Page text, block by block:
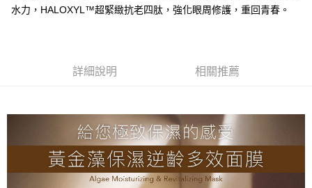
全家取貨付款
每筆NT$80，滿NT$2,000(含以上)免運費
每筆NT$80，滿NT$2,000(含以上)免運費
付款後7-11取貨
每筆NT$80，滿NT$2,000(含以上)免運費
水力，HALOXYL™超緊緻抗老四肽，強化眼周修護，重回青春。
詳細說明 相關推薦